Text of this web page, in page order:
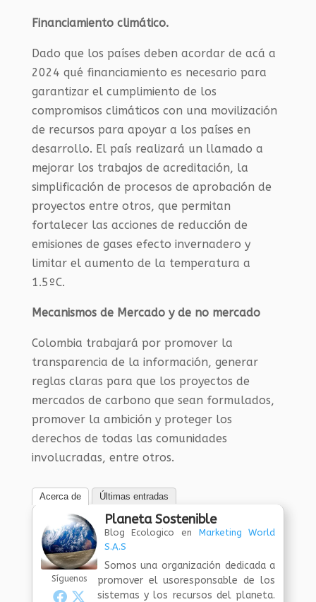
Financiamiento climático.
Dado que los países deben acordar de acá a
2024 qué financiamiento es necesario para
garantizar el cumplimiento de los
compromisos climáticos con una movilización
de recursos para apoyar a los países en
desarrollo. El país realizará un llamado a
mejorar los trabajos de acreditación, la
simplificación de procesos de aprobación de
proyectos entre otros, que permitan
fortalecer las acciones de reducción de
emisiones de gases efecto invernadero y
limitar el aumento de la temperatura a
1.5ºC.
Mecanismos de Mercado y de no mercado
Colombia trabajará por promover la
transparencia de la información, generar
reglas claras para que los proyectos de
mercados de carbono que sean formulados,
promover la ambición y proteger los
derechos de todas las comunidades
involucradas, entre otros.
Acerca de Últimas entradas
Síguenos
Planeta Sostenible
Blog Ecologico en Marketing World
S.A.S
Somos una organización dedicada a
promover el usoresponsable de los
sistemas y los recursos del planeta.